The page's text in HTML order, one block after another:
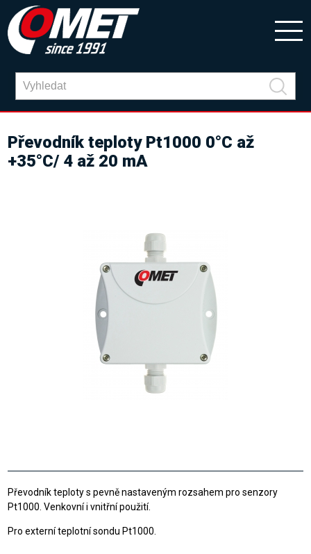
Převodník teploty Pt1000 0°C až
+35°C/ 4 až 20 mA
Převodník teploty s pevně nastaveným rozsahem pro senzory
Pt1000. Venkovní i vnitřní použití.
Pro externí teplotní sondu Pt1000.